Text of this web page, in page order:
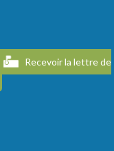
Recevoir la lettre de